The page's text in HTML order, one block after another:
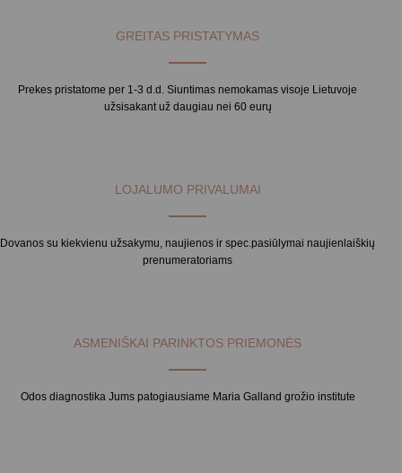
GREITAS PRISTATYMAS
Prekes pristatome per 1-3 d.d. Siuntimas nemokamas visoje Lietuvoje
užsisakant už daugiau nei 60 eurų
LOJALUMO PRIVALUMAI
Dovanos su kiekvienu užsakymu, naujienos ir spec.pasiūlymai naujienlaiškių
prenumeratoriams
ASMENIŠKAI PARINKTOS PRIEMONĖS
Odos diagnostika Jums patogiausiame Maria Galland grožio institute